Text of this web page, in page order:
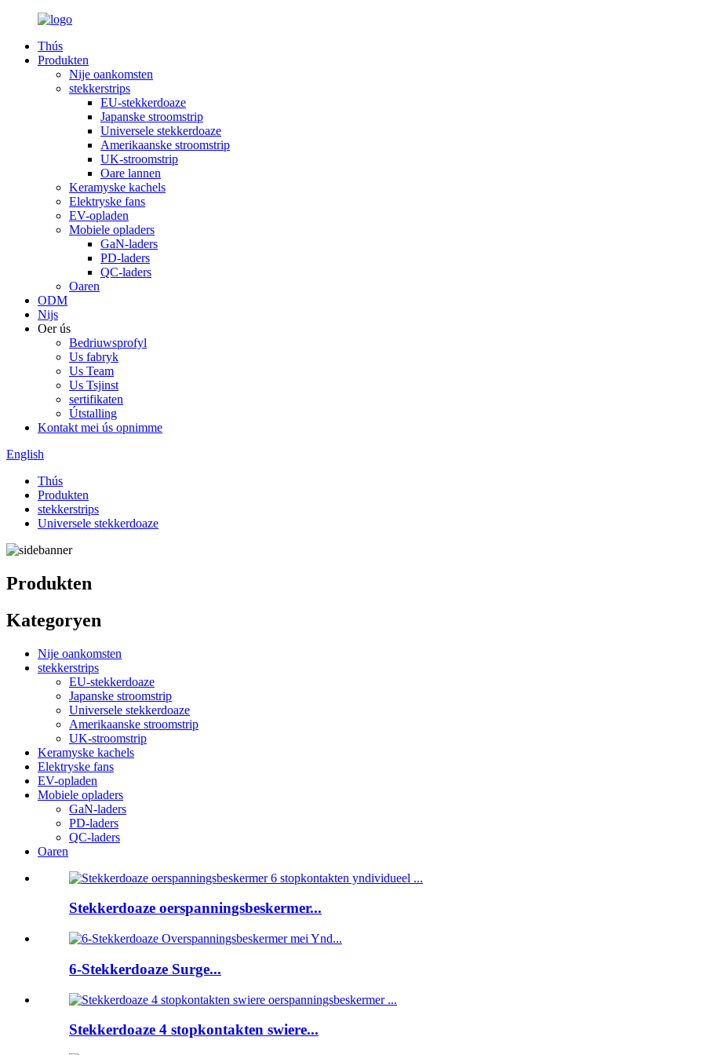
Thús
Produkten
Nije oankomsten
stekkerstrips
EU-stekkerdoaze
Japanske stroomstrip
Universele stekkerdoaze
Amerikaanske stroomstrip
UK-stroomstrip
Oare lannen
Keramyske kachels
Elektryske fans
EV-opladen
Mobiele opladers
GaN-laders
PD-laders
QC-laders
Oaren
ODM
Nijs
Oer ús
Bedriuwsprofyl
Us fabryk
Us Team
Us Tsjinst
sertifikaten
Útstalling
Kontakt mei ús opnimme
English
Thús
Produkten
stekkerstrips
Universele stekkerdoaze
Produkten
Kategoryen
Nije oankomsten
stekkerstrips
EU-stekkerdoaze
Japanske stroomstrip
Universele stekkerdoaze
Amerikaanske stroomstrip
UK-stroomstrip
Keramyske kachels
Elektryske fans
EV-opladen
Mobiele opladers
GaN-laders
PD-laders
QC-laders
Oaren
Stekkerdoaze oerspanningsbeskermer...
6-Stekkerdoaze Surge...
Stekkerdoaze 4 stopkontakten swiere...